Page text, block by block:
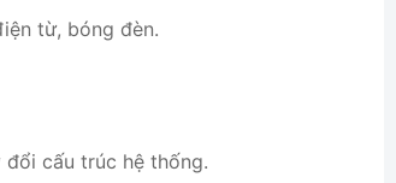
từ, bóng đèn.
đổi cấu trúc hệ thống.